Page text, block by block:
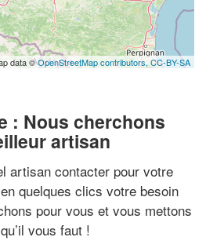
data ©OpenStreetMap contributors,CC-BY-SA
: Nous cherchons
artisan
artisan contacter pour votre
quelques clics votre besoin
pour vous et vous mettons
vous faut !